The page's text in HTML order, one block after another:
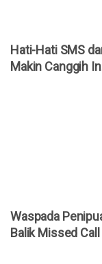
Hati-Hati SMS
Makin Canggih
Waspada
Balik Missed